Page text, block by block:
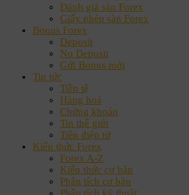
Đánh giá sàn Forex
Giấy phép sàn Forex
Bonus Forex
Deposit
No Deposit
Gửi Bonus mới
Tin tức
Tiền tệ
Hàng hoá
Chứng khoán
Tin thế giới
Tiền điện tử
Kiến thức Forex
Forex A-Z
Kiến thức cơ bản
Phân tích cơ bản